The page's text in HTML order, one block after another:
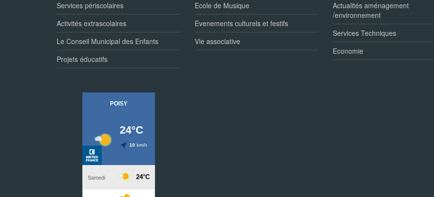
Services périscolaires
Activités extrascolaires
Le Conseil Municipal des Enfants
Projets éducatifs
Ecole de Musique
Evenements culturels et festifs
Vie associative
Actualités aménagement
/environnement
Services Techniques
Economie